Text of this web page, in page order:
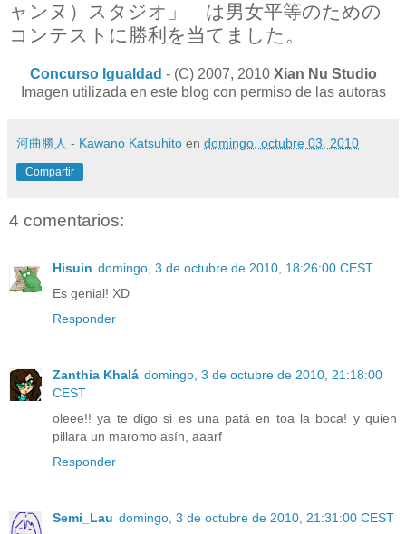
ャンヌ）スタジオ」 は男女平等のための
コンテストに勝利を当てました。
Concurso Igualdad - (C) 2007, 2010 Xian Nu Studio
Imagen utilizada en este blog con permiso de las autoras
河曲勝人 - Kawano Katsuhito en domingo, octubre 03, 2010
Compartir
4 comentarios:
Hisuin domingo, 3 de octubre de 2010, 18:26:00 CEST
Es genial! XD
Responder
Zanthia Khalá domingo, 3 de octubre de 2010, 21:18:00
CEST
oleee!! ya te digo si es una patá en toa la boca! y quien
pillara un maromo asín, aaarf
Responder
Semi_Lau domingo, 3 de octubre de 2010, 21:31:00 CEST